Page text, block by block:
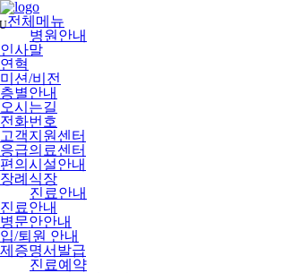
메
뉴
너
뛰
기
전체메뉴
병원안내
인사말
연혁
미션/비전
층별안내
오시는길
전화번호
고객지원센터
응급의료센터
편의시설안내
장례식장
진료안내
진료안내
병문안안내
입/퇴원 안내
제증명서발급
진료예약